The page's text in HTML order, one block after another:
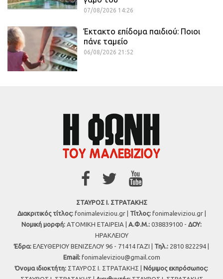
07/08/2026 14:26
Έκτακτο επίδομα παιδιού: Ποιοι
πάνε ταμείο
06/08/2026 21:52
ΣΤΑΥΡΟΣ Ι. ΣΤΡΑΤΑΚΗΣ
Διακριτικός τίτλος:fonimaleviziou.gr | Τίτλος:fonimaleviziou.gr |
Νομική μορφή: ΑΤΟΜΙΚΗ ΕΤΑΙΡΕΙΑ | Α.Φ.Μ.: 038839100 - ΔΟΥ:
ΗΡΑΚΛΕΙΟΥ
Έδρα: ΕΛΕΥΘΕΡΙΟΥ ΒΕΝΙΖΕΛΟΥ 96 - 71414 ΓΑΖΙ | Τηλ.: 2810 822294 |
Εmail: fonimaleviziou@gmail.com
Όνομα ιδιοκτήτη: ΣΤΑΥΡΟΣ Ι. ΣΤΡΑΤΑΚΗΣ | Νόμιμος εκπρόσωπος: